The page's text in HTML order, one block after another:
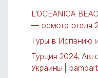
L’OCEANICA
— осмотр отеля
Туры в Испанию
Турция 2024.
Украины |